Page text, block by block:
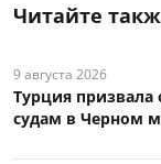
Читайте
9 августа 2026
Турция
судам в Черном